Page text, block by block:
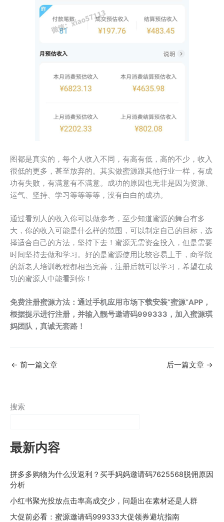
图都是真实的，每个人收入不同，有高有低，高的不少，收入
很低的更多，甚至放弃的。其实做蜜源跟其他行业一样，有成
功有失败，有满意有不满意。成功的原因也无非是因为资源、
运气、坚持、学习等等等等，没有白白的成功。
通过看别人的收入你可以做参考，至少知道蜜源的舞台有多
大，你的收入可能是什么样的范围，可以制定自己的目标，选
择适合自己的方法，坚持下去！蜜源无需资金投入，但是需要
时间坚持去做和学习。好的是蜜源使用比较容易上手，商学院
的新老人培训教程都相当完善，注册后就可以学习，希望在成
功的蜜源人中能看到你！
免费注册蜜源方法：通过手机应用市场下载安装“蜜源”APP，
根据提示进行注册，并输入靓号邀请码999333，加入蜜源琪
妈团队，真诚无套路！
← 前一篇文章 后一篇文章 →
搜索
最新内容
拼多多购物为什么没返利？买手妈妈邀请码7625568脱佣原因
分析
小红书聚光投放点击率高成交少，问题出在素材还是人群
大促前必看：蜜源邀请码999333大促领券避坑指南